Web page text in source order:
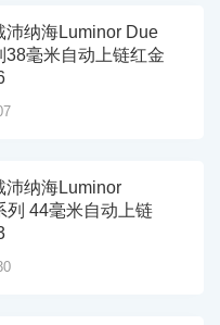
沛纳海Luminor Due
38毫米自动上链红金
沛纳海Luminor
列 44毫米自动上链